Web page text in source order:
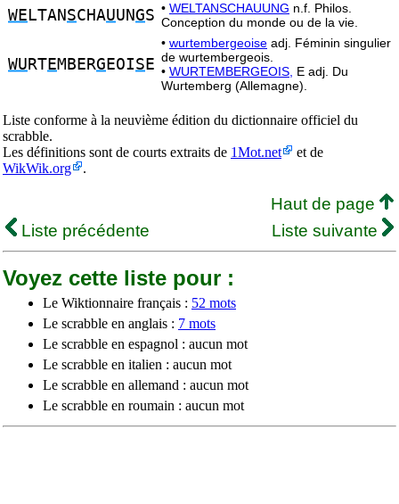
WE LTAN SCHAUUNGS • WELTANSCHAUUNG n.f. Philos.
Conception du monde ou de la vie.
WU RTEMBERG EOIS E
• wurtembergeoise adj. Féminin singulier
de wurtembergeois.
• WURTEMBERGEOIS, E adj. Du
Wurtemberg (Allemagne).
Liste conforme à la neuvième édition du dictionnaire officiel du
scrabble.
Les définitions sont de courts extraits de 1Mot.net
et de
WikWik.org
.
Haut de page
Liste précédente
Liste suivante
Voyez cette liste pour :
Le Wiktionnaire français : 52 mots
Le scrabble en anglais : 7 mots
Le scrabble en espagnol : aucun mot
Le scrabble en italien : aucun mot
Le scrabble en allemand : aucun mot
Le scrabble en roumain : aucun mot